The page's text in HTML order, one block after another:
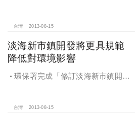
台灣 2013-08-15
淡海新市鎮開發將更具規範
降低對環境影響
環保署完成「修訂淡海新市鎮開發
業。
台灣 2013-08-15